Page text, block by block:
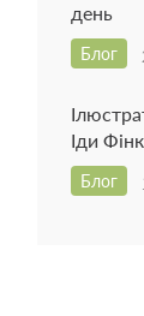
день
Блог
Іди
Блог